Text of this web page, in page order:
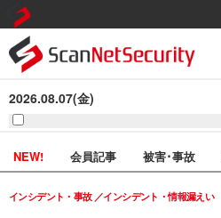
2026.08.07(金)
NEW! 会員記事 被害･事故
インシデント・事故 インシデント・情報漏えい